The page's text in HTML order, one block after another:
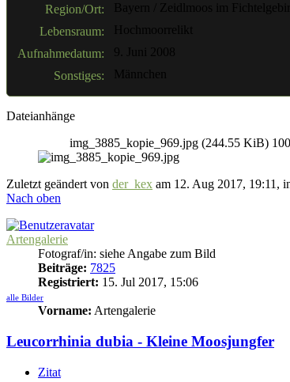
Region/Ort:
Bayern / Zeidlmoos im
Lebensraum:
Hochmoorrelikt
Aufnahmedatum:
9. Juni 2008
Sonstiges:
Männchen
Dateianhänge
img_3885_kopie_969.jpg (244.55 KiB)
Zuletzt geändert von der_kex am 12. Aug 2017, 19:11,
Nach oben
Artengalerie
Fotograf/in: siehe Angabe zum Bild
Beiträge: 7825
Registriert: 15. Jul 2017, 15:06
alle Bilder
Vorname: Artengalerie
Leucorrhinia dubia - Kleine Moosjungfer
Zitat